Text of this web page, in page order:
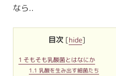
なら..
目次 [hide]
1 そもそも乳酸菌とはなにか
1.1 乳酸を生み出す細菌たち